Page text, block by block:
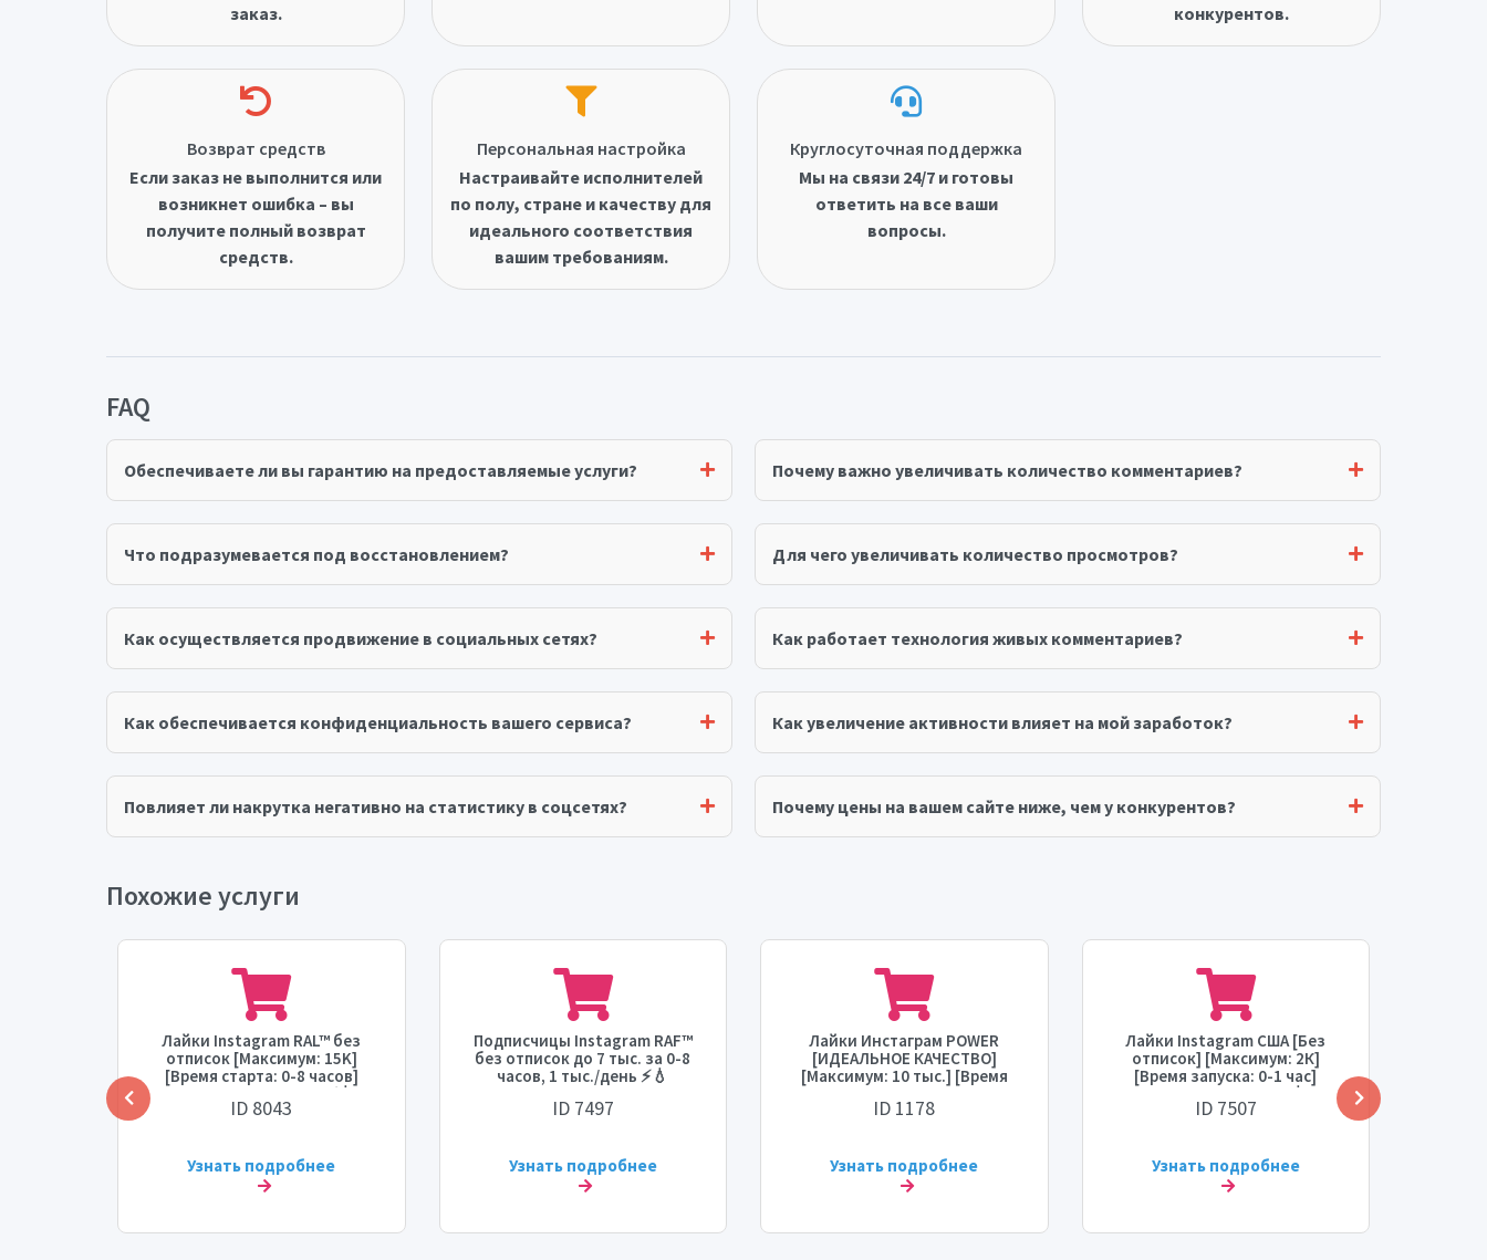
заказ.
конкурентов.
Возврат средств
Если заказ не выполнится или
возникнет ошибка – вы
получите полный возврат
средств.
Персональная настройка
Настраивайте исполнителей
по полу, стране и качеству для
идеального соответствия
вашим требованиям.
Круглосуточная поддержка
Мы на связи 24/7 и готовы
ответить на все ваши
вопросы.
FAQ
Обеспечиваете ли вы гарантию на предоставляемые услуги? Почему важно увеличивать количество комментариев?
Что подразумевается под восстановлением? Для чего увеличивать количество просмотров?
Как осуществляется продвижение в социальных сетях? Как работает технология живых комментариев?
Как обеспечивается конфиденциальность вашего сервиса? Как увеличение активности влияет на мой заработок?
Повлияет ли накрутка негативно на статистику в соцсетях? Почему цены на вашем сайте ниже, чем у конкурентов?
Похожие услуги
Лайки Instagram RAL™ без
отписок [Максимум: 15K]
[Время старта: 0-8 часов]
[Скорость: 2K/день] ⚡💧
ID 8043
Узнать подробнее
Подписчицы Instagram RAF™
без отписок до 7 тыс. за 0-8
часов, 1 тыс./день ⚡💧
ID 7497
Узнать подробнее
Лайки Инстаграм POWER
[ИДЕАЛЬНОЕ КАЧЕСТВО]
[Максимум: 10 тыс.] [Время
старта: 0-6 часов] [Скорость:
МГНОВЕННАЯ] 🔥🔥🔥
ID 1178
Узнать подробнее
Лайки Instagram США [Без
отписок] [Максимум: 2К]
[Время запуска: 0-1 час]
[Скорость: 2К/час] 💧
ID 7507
Узнать подробнее